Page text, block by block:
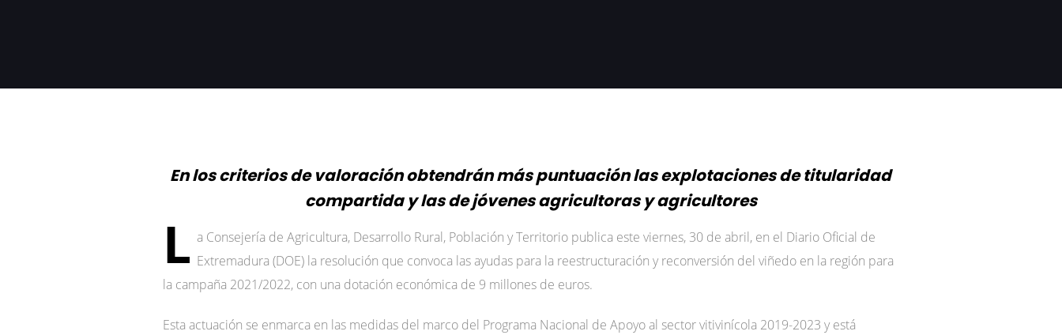
En los criterios de valoración obtendrán más puntuación las explotaciones de titularidad
compartida y las de jóvenes agricultoras y agricultores
L a Consejería de Agricultura, Desarrollo Rural, Población y Territorio publica este viernes, 30 de abril, en el Diario Oficial de
Extremadura (DOE) la resolución que convoca las ayudas para la reestructuración y reconversión del viñedo en la región para
la campaña 2021/2022, con una dotación económica de 9 millones de euros.
Esta actuación se enmarca en las medidas del marco del Programa Nacional de Apoyo al sector vitivinícola 2019-2023 y está